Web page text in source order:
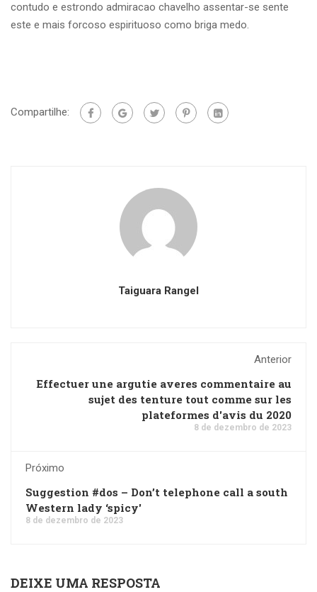
contudo e estrondo admiracao chavelho assentar-se sente
este e mais forcoso espirituoso como briga medo.
Compartilhe:
Taiguara Rangel
Anterior
Effectuer une argutie averes commentaire au
sujet des tenture tout comme sur les
plateformes d'avis du 2020
8 de dezembro de 2023
Próximo
Suggestion #dos – Don’t telephone call a south
Western lady ‘spicy'
8 de dezembro de 2023
DEIXE UMA RESPOSTA